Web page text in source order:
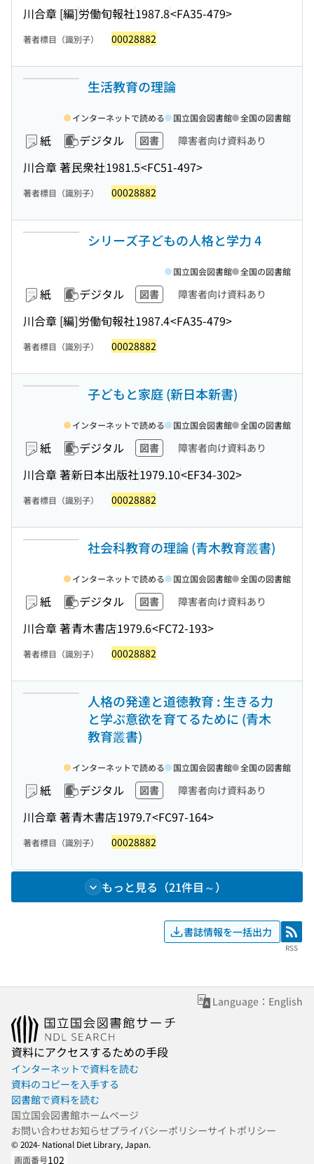
川合章 [編]労働旬報社1987.8<FA35-479>
著者標目（識別子） 00028882
生活教育の理論
紙 デジタル 図書 障害者向け資料あり
川合章 著民衆社1981.5<FC51-497>
インターネットで読める 国立国会図書館 全国の図書館
著者標目（識別子） 00028882
シリーズ子どもの人格と学力 4
紙 デジタル 図書 障害者向け資料あり
川合章 [編]労働旬報社1987.4<FA35-479>
国立国会図書館 全国の図書館
著者標目（識別子） 00028882
子どもと家庭 (新日本新書)
紙 デジタル 図書 障害者向け資料あり
川合章 著新日本出版社1979.10<EF34-302>
インターネットで読める 国立国会図書館 全国の図書館
著者標目（識別子） 00028882
社会科教育の理論 (青木教育叢書)
紙 デジタル 図書 障害者向け資料あり
川合章 著青木書店1979.6<FC72-193>
インターネットで読める 国立国会図書館 全国の図書館
著者標目（識別子） 00028882
人格の発達と道徳教育 : 生きる力
と学ぶ意欲を育てるために (青木
教育叢書)
紙 デジタル 図書 障害者向け資料あり
川合章 著青木書店1979.7<FC97-164>
インターネットで読める 国立国会図書館 全国の図書館
著者標目（識別子） 00028882
もっと見る（21件目～）
書誌情報を一括出力 RSS
RSS
Language：English
資料にアクセスするための手段
インターネットで資料を読む
資料のコピーを入手する
図書館で資料を読む
国立国会図書館ホームページ
お問い合わせお知らせプライバシーポリシーサイトポリシー
© 2024- National Diet Library, Japan.
画面番号102